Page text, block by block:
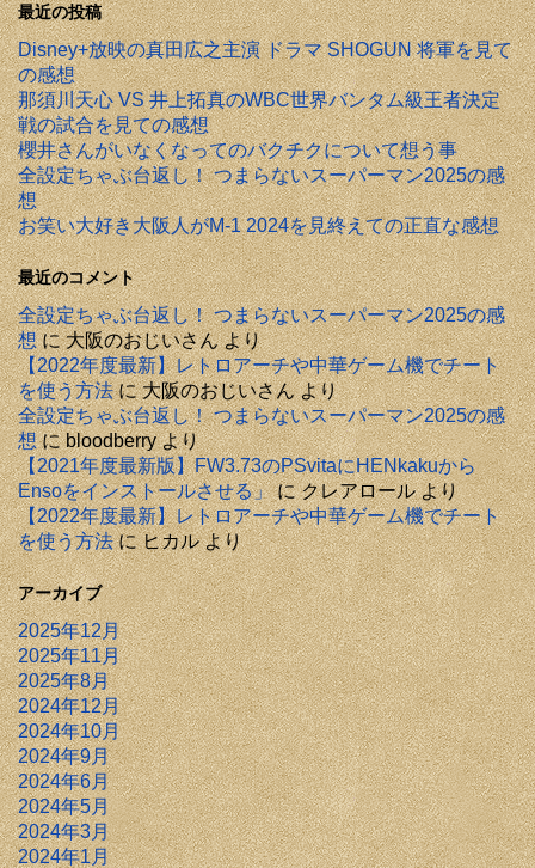
最近の投稿
Disney+放映の真田広之主演 ドラマ SHOGUN 将軍を見て
の感想
那須川天心 VS 井上拓真のWBC世界バンタム級王者決定
戦の試合を見ての感想
櫻井さんがいなくなってのバクチクについて想う事
全設定ちゃぶ台返し！ つまらないスーパーマン2025の感
想
お笑い大好き大阪人がM-1 2024を見終えての正直な感想
最近のコメント
全設定ちゃぶ台返し！ つまらないスーパーマン2025の感
想に大阪のおじいさんより
【2022年度最新】レトロアーチや中華ゲーム機でチート
を使う方法に大阪のおじいさんより
全設定ちゃぶ台返し！ つまらないスーパーマン2025の感
想にbloodberryより
【2021年度最新版】FW3.73のPSvitaにHENkakuから
Ensoをインストールさせる」にクレアロールより
【2022年度最新】レトロアーチや中華ゲーム機でチート
を使う方法にヒカルより
アーカイブ
2025年12月
2025年11月
2025年8月
2024年12月
2024年10月
2024年9月
2024年6月
2024年5月
2024年3月
2024年1月